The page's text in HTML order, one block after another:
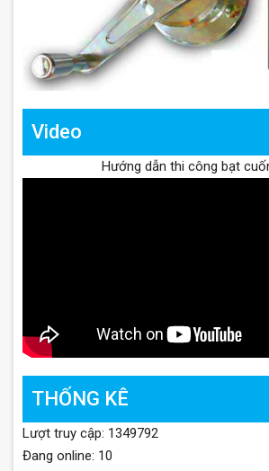
Video
Hướng dẫn thi công bạt
THỐNG KÊ
Lượt truy cập: 1349792
Đang online: 10